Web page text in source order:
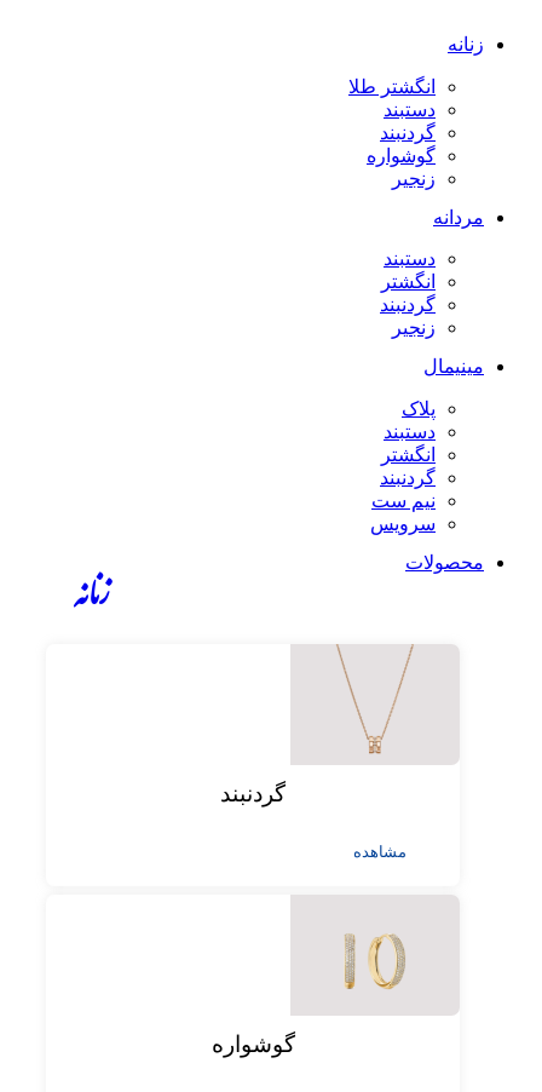
زنانه
انگشتر طلا
دستبند
گردنبند
گوشواره
زنجیر
مردانه
دستبند
انگشتر
گردنبند
زنجیر
مینیمال
پلاک
دستبند
انگشتر
گردنبند
نیم ست
سرویس
محصولات
زنانه
گردنبند
مشاهده
گوشواره